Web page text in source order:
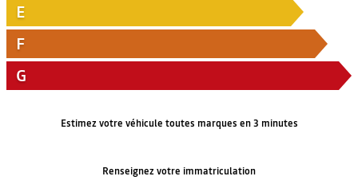
E
F
G
Estimez votre véhicule toutes marques en 3 minutes
Renseignez votre immatriculation